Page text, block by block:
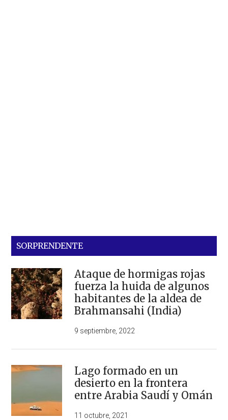
SORPRENDENTE
Ataque de hormigas rojas
fuerza la huida de algunos
habitantes de la aldea de
Brahmansahi (India)
9 septiembre, 2022
Lago formado en un
desierto en la frontera
entre Arabia Saudí y Omán
11 octubre, 2021